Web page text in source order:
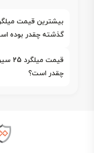
گذشته چقدر بوده
چقدر است؟